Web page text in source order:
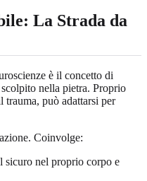
La Strada da
è il concetto di
nella pietra. Proprio
trauma, può adattarsi per
Coinvolge:
sicuro nel proprio corpo e